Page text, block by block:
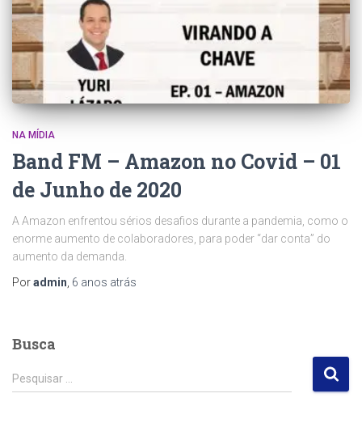
NA MÍDIA
Band FM – Amazon no Covid – 01
de Junho de 2020
A Amazon enfrentou sérios desafios durante a pandemia, como o
enorme aumento de colaboradores, para poder “dar conta” do
aumento da demanda.
Poradmin 6 anos atrás
Busca
P
e
Pesquisar …